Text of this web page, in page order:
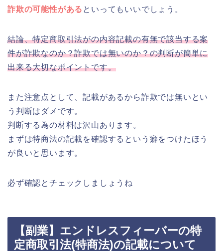
詐欺の可能性がある といってもいいでしょう。
結論、特定商取引法がの内容記載の有無で該当する案
件が詐欺なのか？詐欺では無いのか？の判断が簡単に
出来る大切なポイントです。
また注意点として、記載があるから詐欺では無いとい
う判断はダメです。
判断する為の材料は沢山あります。
まずは特商法の記載を確認するという癖をつけたほう
が良いと思います。
必ず確認とチェックしましょうね
【副業】エンドレスフィーバーの特
定商取引法(特商法)の記載について